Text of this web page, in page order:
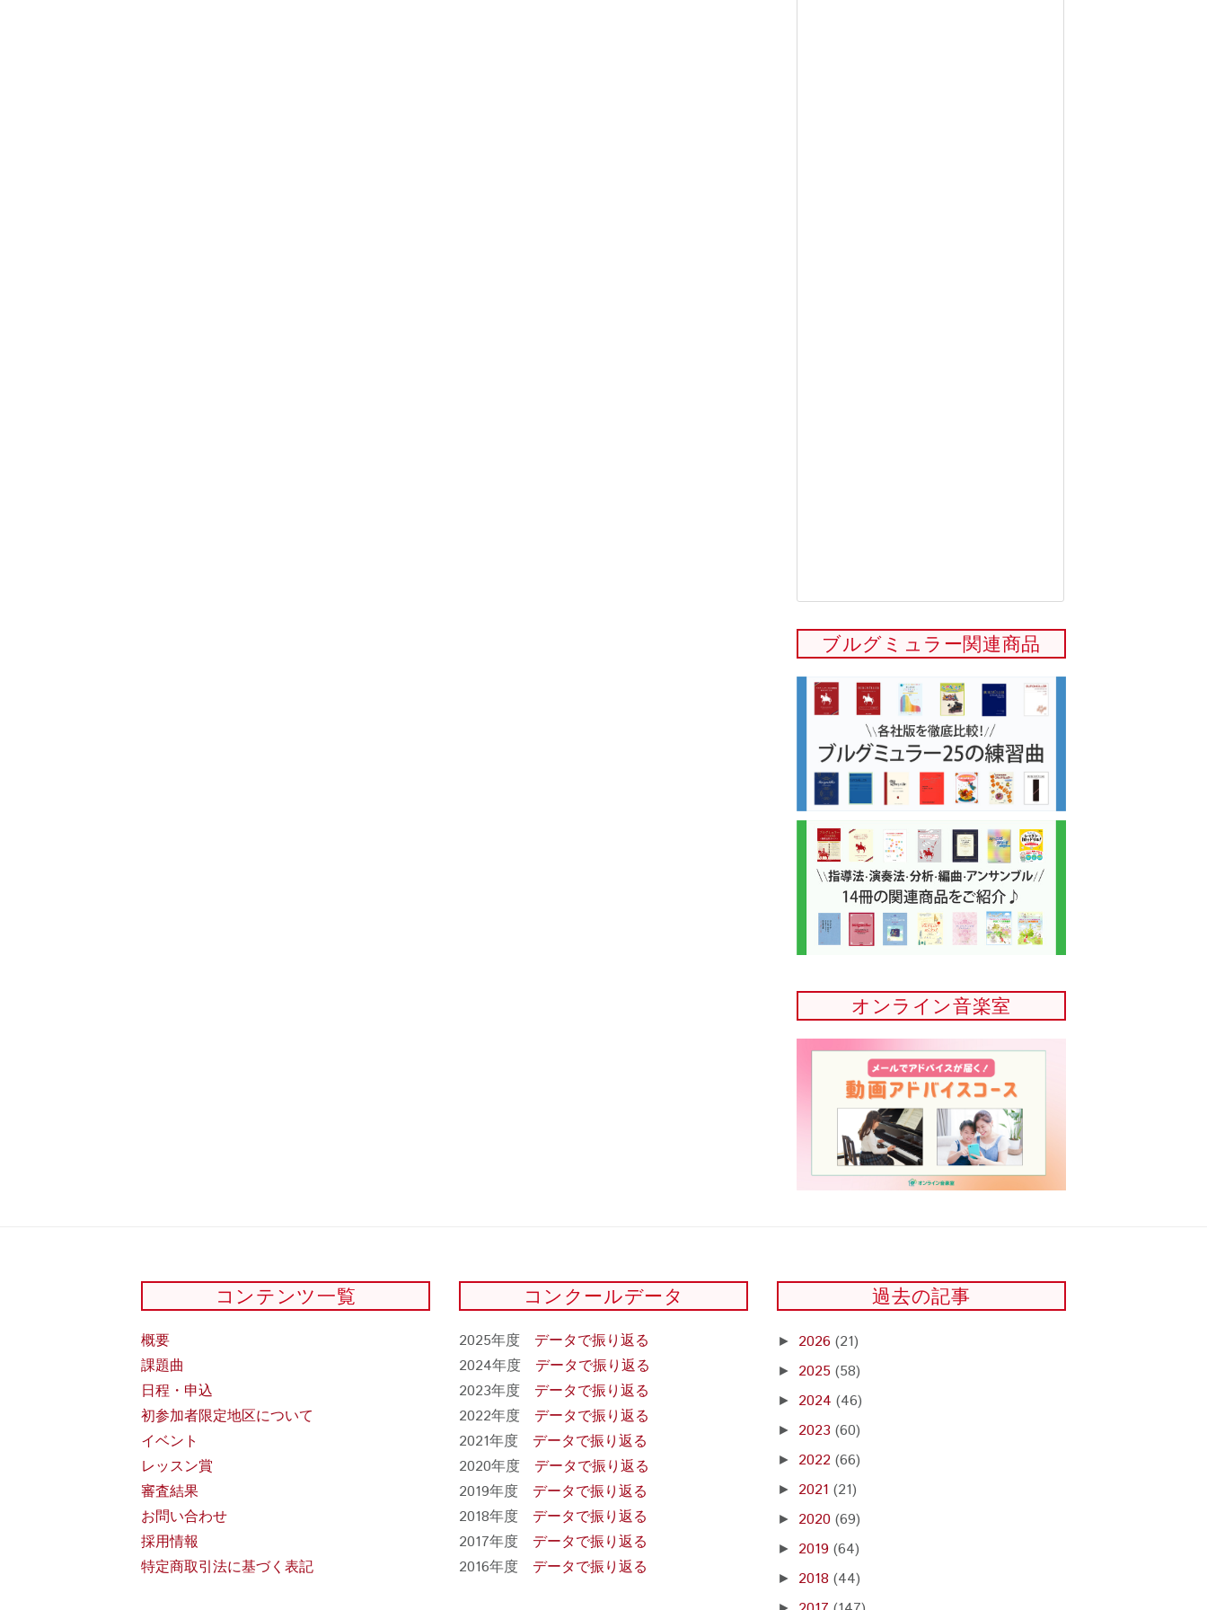
ブルグミュラー関連商品
オンライン音楽室
コンテンツ一覧
概要
課題曲
日程・申込
初参加者限定地区について
イベント
レッスン賞
審査結果
お問い合わせ
採用情報
特定商取引法に基づく表記
コンクールデータ
2025年度 データで振り返る
2024年度 データで振り返る
2023年度 データで振り返る
2022年度 データで振り返る
2021年度 データで振り返る
2020年度 データで振り返る
2019年度 データで振り返る
2018年度 データで振り返る
2017年度 データで振り返る
2016年度 データで振り返る
過去の記事
► 2026 (21)
► 2025 (58)
► 2024 (46)
► 2023 (60)
► 2022 (66)
► 2021 (21)
► 2020 (69)
► 2019 (64)
► 2018 (44)